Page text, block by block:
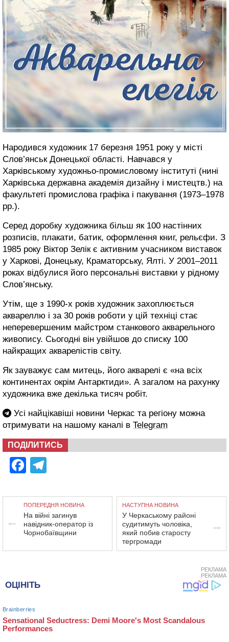
Народився художник 17 березня 1951 року у місті
Слов’янськ Донецької області. Навчався у
Харківському художньо-промисловому інституті (нині
Харківська державна академія дизайну і мистецтв.) на
факультеті промислова графіка і пакування (1973–1978
рр.).
Серед доробку художника більш як 100 настінних
розписів, плакати, батик, оформлення книг, рельєфи. З
1985 року Віктор Зелік є активним учасником виставок
у Харкові, Донецьку, Краматорську, Ялті. У 2001–2011
роках відбулися його персональні виставки у рідному
Слов’янську.
Утім, ще з 1990-х років художник захоплюється
аквареллю і за 30 років роботи у цій техніці стає
неперевершеним майстром станкового акварельного
живопису. Сьогодні він увійшов до списку 100
найкращих акварелістів світу.
Як зауважує сам митець, його акварелі є «на всіх
континентах окрім Антарктиди». А загалом на рахунку
художника вже декілька тисяч робіт.
Усі найцікавіші новини Черкас та регіону можна
отримувати на нашому каналі в Telegram
ПОДІЛИТИСЬ
Facebook
ПОПЕРЕДНЯ НОВИНА
На війні загинув
навідник-оператор із
Чорнобаївщини
НАСТУПНА НОВИНА
У Черкаському районі
судитимуть чоловіка,
який побив старосту
тергромади
РЕКЛАМА
РЕКЛАМА